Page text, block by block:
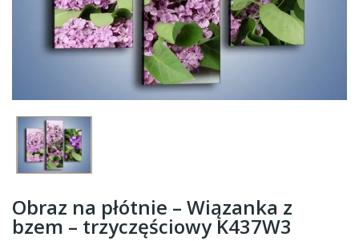
Obraz na płótnie – Wiązanka z
bzem – trzyczęściowy K437W3